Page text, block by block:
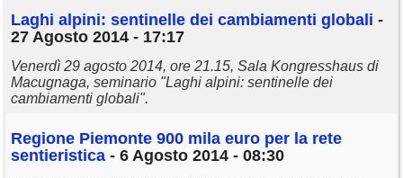
Laghi alpini: sentinelle dei cambiamenti globali -
27 Agosto 2014 - 17:17
Venerdì 29 agosto 2014, ore 21.15, Sala Kongresshaus di
Macugnaga, seminario "Laghi alpini: sentinelle dei
cambiamenti globali".
Regione Piemonte 900 mila euro per la rete
sentieristica - 6 Agosto 2014 - 08:30